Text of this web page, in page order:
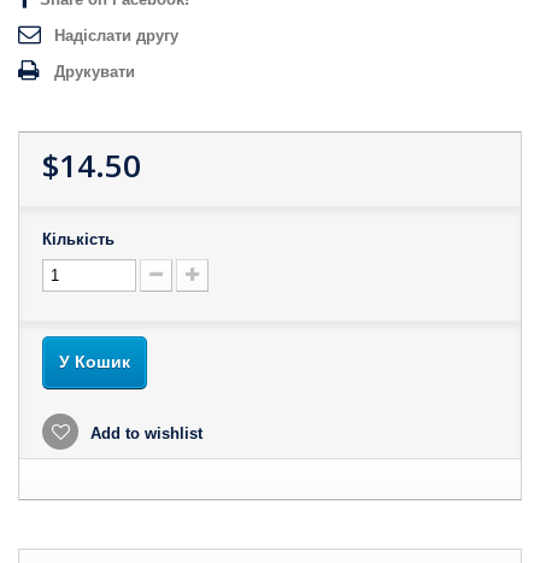
Надіслати другу
Друкувати
$14.50
Кількість
У Кошик
Add to wishlist